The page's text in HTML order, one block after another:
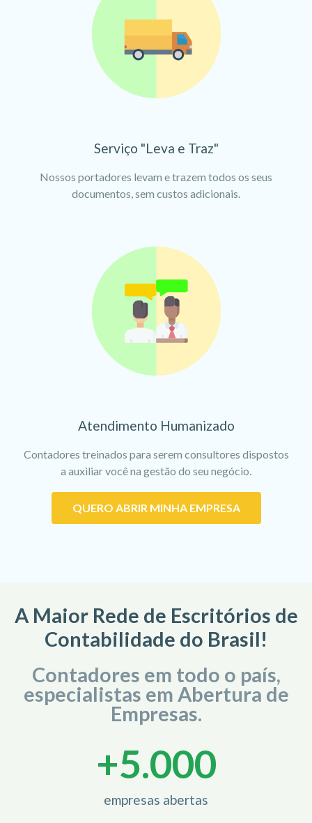
Serviço "Leva e Traz"
Nossos portadores levam e trazem todos os seus
documentos, sem custos adicionais.
Atendimento Humanizado
Contadores treinados para serem consultores dispostos
a auxiliar você na gestão do seu negócio.
QUERO ABRIR MINHA EMPRESA
A Maior Rede de Escritórios de
Contabilidade do Brasil!
Contadores em todo o país,
especialistas em Abertura de
Empresas.
empresas abertas
+5.000